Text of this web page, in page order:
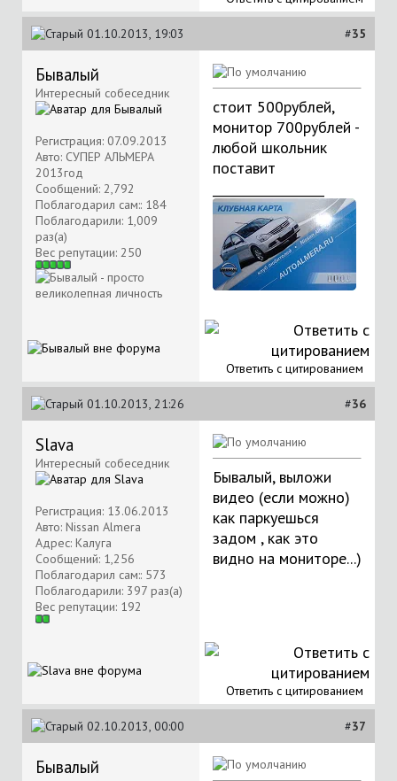
01.10.2013, 19:03 #35
Бывалый
Интересный собеседник
Регистрация: 07.09.2013
Авто: СУПЕР АЛЬМЕРА
2013год
Сообщений: 2,792
Поблагодарил сам:: 184
Поблагодарили: 1,009
раз(а)
Вес репутации: 250
стоит 500рублей,
монитор 700рублей -
любой школьник
поставит
Ответить с цитированием
01.10.2013, 21:26 #36
Slava
Интересный собеседник
Регистрация: 13.06.2013
Авто: Nissan Almera
Адрес: Калуга
Сообщений: 1,256
Поблагодарил сам:: 573
Поблагодарили: 397 раз(а)
Вес репутации: 192
Бывалый, выложи
видео (если можно)
как паркуешься
задом , как это
видно на мониторе...)
Ответить с цитированием
02.10.2013, 00:00 #37
Бывалый